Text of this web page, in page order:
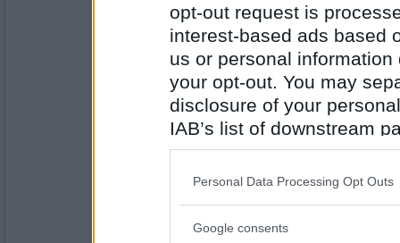
opt-out request is
interest-based ads based
us or personal
your opt-out. You may
disclosure of your
IAB’s list of downstream
also be disclosed by us
Downstream Participants
Please note that this
Personal Data Processing Opt Outs
Google consents
- Ej medlem längre
Antal inlägg:
7985
Vad var det för fel på nulltj, ttiittii?
Den joniska är en fin kolonnordning :)